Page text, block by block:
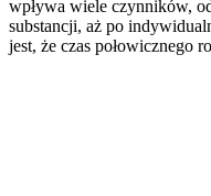
wpływa wiele czynników,
substancji, aż po
jest, że czas połowicznego